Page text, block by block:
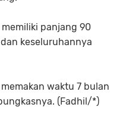
panjang 90
keseluruhannya
waktu 7 bulan
(Fadhil/*)